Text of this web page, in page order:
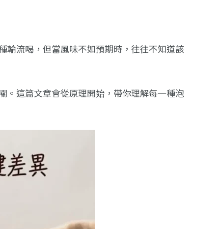
輪流喝，但當風味不如預期時，往往不知道該
。這篇文章會從原理開始，帶你理解每一種泡